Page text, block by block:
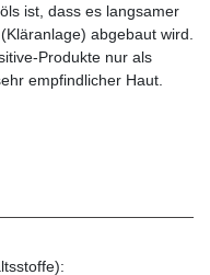
ist, dass es langsamer
abgebaut wird.
Produkte nur als
empfindlicher Haut.